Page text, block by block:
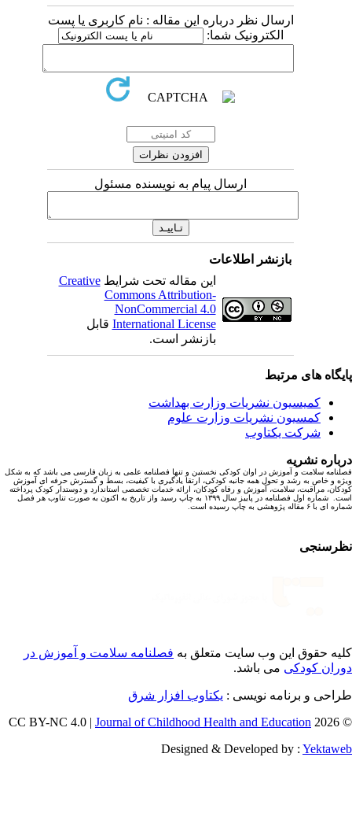
ارسال نظر درباره این مقاله : نام کاربری یا پست
الکترونیک شما:
ارسال پیام به نویسنده مسئول
بازنشر اطلاعات
این مقاله تحت شرایطCreative
Commons Attribution-
NonCommercial 4.0
International Licenseقابل
بازنشر است.
های مرتبط
کمیسیون نشریات وزارت بهداشت
کمسیون نشریات وزارت علوم
شرکت یکتاوب
نشریه
سلامت و آموزش در اوان کودکی نخستین و تنها فصلنامه علمی به زبان فارسی می باشد که به شکل
و خاص به رشد و تحول همه جانبه کودکی، ارتقا یادگیری با کیفیت، بسط و گسترش حرفه ای آموزش
مراقبت، سلامت، آموزش و رفاه کودکان، ارائه خدمات تخصصی استاندارد و دوستدار کودک پرداخته
است. شماره اول فصلنامه در پاییز سال ۱۳۹۹ به چاپ رسید واز تاریخ به اکنون به صورت تناوب هر فصل
۶ مقاله پژوهشی به چاپ رسیده است.
حقوق این وب سایت متعلق بهفصلنامه سلامت و آموزش در
کودکیمی باشد.
و برنامه نویسی : یکتاوب افزار شرق
©
Journal of Childhood Health and Education
Designed & Developed by :